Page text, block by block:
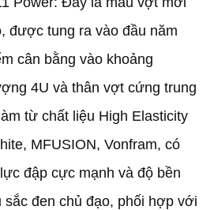
được tung ra vào đầu năm
cân bằng vào khoảng
4U và thân vợt cứng trung
từ chất liệu High Elasticity
MFUSION, Vonfram, có
đập cực mạnh và độ bền
sắc đen chủ đạo, phối hợp với